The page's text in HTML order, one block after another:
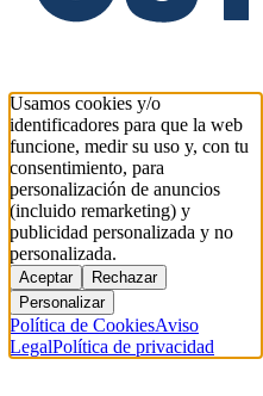
Usamos cookies y/o
identificadores para que la web
funcione, medir su uso y, con tu
consentimiento, para
personalización de anuncios
(incluido remarketing) y
publicidad personalizada y no
personalizada.
Aceptar
Rechazar
Personalizar
Política de CookiesAviso
LegalPolítica de privacidad